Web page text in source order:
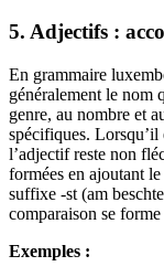
5. Adjectifs :
En grammaire
généralement le nom
genre, au nombre et
spécifiques. Lorsqu’il
l’adjectif reste non
formées en ajoutant
suffixe -st (am
comparaison se
Exemples :